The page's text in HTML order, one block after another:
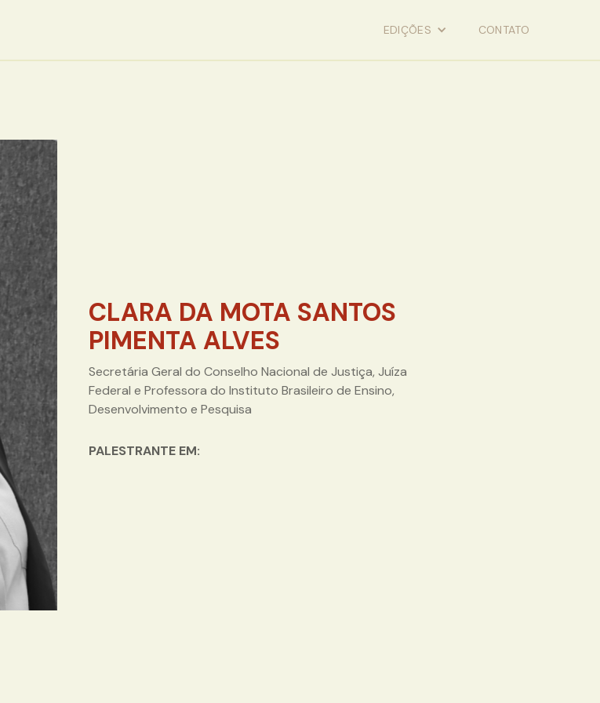
EDIÇÕES CONTATO
CLARA DA MOTA SANTOS
PIMENTA ALVES
Secretária Geral do Conselho Nacional de Justiça, Juíza
Federal e Professora do Instituto Brasileiro de Ensino,
Desenvolvimento e Pesquisa
PALESTRANTE EM: